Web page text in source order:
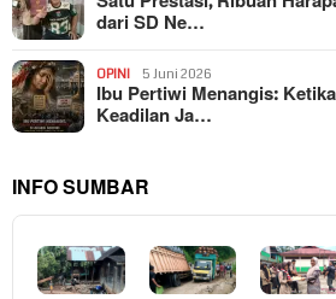
dari SD Ne…
OPINI 5 Juni 2026
Ibu Pertiwi Menangis: Ketika
Keadilan Ja…
INFO SUMBAR